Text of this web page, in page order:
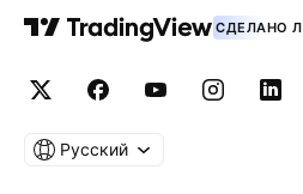
СДЕЛАНО
Русский